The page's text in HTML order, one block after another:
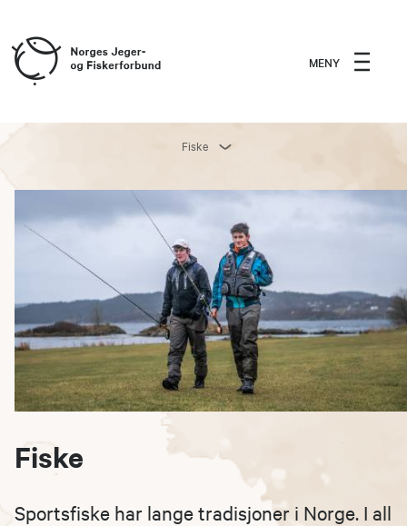
MENY
Fiske
Fiske
Sportsfiske har lange tradisjoner i Norge. I all